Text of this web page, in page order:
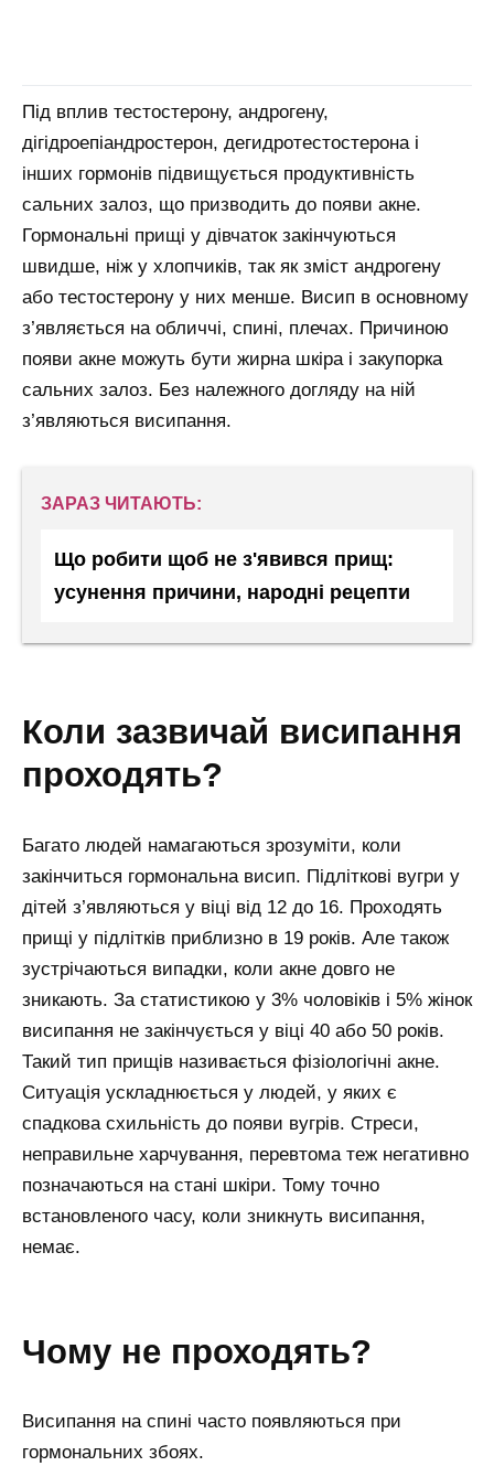
Під вплив тестостерону, андрогену,
дігідроепіандростерон, дегидротестостерона і
інших гормонів підвищується продуктивність
сальних залоз, що призводить до появи акне.
Гормональні прищі у дівчаток закінчуються
швидше, ніж у хлопчиків, так як зміст андрогену
або тестостерону у них менше. Висип в основному
з’являється на обличчі, спині, плечах. Причиною
появи акне можуть бути жирна шкіра і закупорка
сальних залоз. Без належного догляду на ній
з’являються висипання.
ЗАРАЗ ЧИТАЮТЬ:
Що робити щоб не з'явився прищ:
усунення причини, народні рецепти
коли зазвичай висипання
проходять?
Багато людей намагаються зрозуміти, коли
закінчиться гормональна висип. Підліткові вугри у
дітей з’являються у віці від 12 до 16. Проходять
прищі у підлітків приблизно в 19 років. Але також
зустрічаються випадки, коли акне довго не
зникають. За статистикою у 3% чоловіків і 5% жінок
висипання не закінчується у віці 40 або 50 років.
Такий тип прищів називається фізіологічні акне.
Ситуація ускладнюється у людей, у яких є
спадкова схильність до появи вугрів. Стреси,
неправильне харчування, перевтома теж негативно
позначаються на стані шкіри. Тому точно
встановленого часу, коли зникнуть висипання,
немає.
чому не проходять?
Висипання на спині часто появляються при
гормональних збоях.